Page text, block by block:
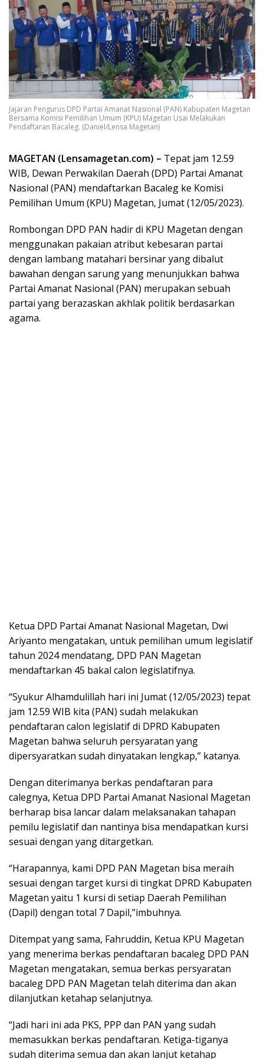
Jajaran Pengurus DPD Partai Amanat Nasional (PAN) Kabupaten Magetan
Bersama Komisi Pemilihan Umum (KPU) Magetan Usai Melakukan
Pendaftaran Bacaleg. (Daniel/Lensa Magetan)
MAGETAN (Lensamagetan.com) – Tepat jam 12.59
WIB, Dewan Perwakilan Daerah (DPD) Partai Amanat
Nasional (PAN) mendaftarkan Bacaleg ke Komisi
Pemilihan Umum (KPU) Magetan, Jumat (12/05/2023).
Rombongan DPD PAN hadir di KPU Magetan dengan
menggunakan pakaian atribut kebesaran partai
dengan lambang matahari bersinar yang dibalut
bawahan dengan sarung yang menunjukkan bahwa
Partai Amanat Nasional (PAN) merupakan sebuah
partai yang berazaskan akhlak politik berdasarkan
agama.
Ketua DPD Partai Amanat Nasional Magetan, Dwi
Ariyanto mengatakan, untuk pemilihan umum legislatif
tahun 2024 mendatang, DPD PAN Magetan
mendaftarkan 45 bakal calon legislatifnya.
“Syukur Alhamdulillah hari ini Jumat (12/05/2023) tepat
jam 12.59 WIB kita (PAN) sudah melakukan
pendaftaran calon legislatif di DPRD Kabupaten
Magetan bahwa seluruh persyaratan yang
dipersyaratkan sudah dinyatakan lengkap,” katanya.
Dengan diterimanya berkas pendaftaran para
calegnya, Ketua DPD Partai Amanat Nasional Magetan
berharap bisa lancar dalam melaksanakan tahapan
pemilu legislatif dan nantinya bisa mendapatkan kursi
sesuai dengan yang ditargetkan.
“Harapannya, kami DPD PAN Magetan bisa meraih
sesuai dengan target kursi di tingkat DPRD Kabupaten
Magetan yaitu 1 kursi di setiap Daerah Pemilihan
(Dapil) dengan total 7 Dapil,”imbuhnya.
Ditempat yang sama, Fahruddin, Ketua KPU Magetan
yang menerima berkas pendaftaran bacaleg DPD PAN
Magetan mengatakan, semua berkas persyaratan
bacaleg DPD PAN Magetan telah diterima dan akan
dilanjutkan ketahap selanjutnya.
“Jadi hari ini ada PKS, PPP dan PAN yang sudah
memasukkan berkas pendaftaran. Ketiga-tiganya
sudah diterima semua dan akan lanjut ketahap